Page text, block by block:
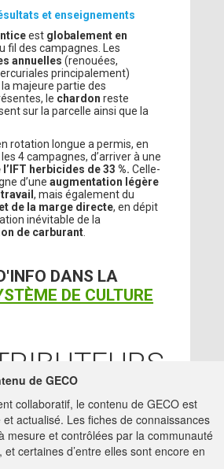
et enseignements
est globalement en
fil des campagnes. Les
annuelles(renouées,
principalement)
majeure partie des
le chardonreste
sur la parcelle ainsi que la
rotation longue a permis, en
4 campagnes, d’arriver à une
herbicides de 33 %. Celle-
d’uneaugmentation légère
travail, mais également du
de la marge directe, en dépit
inévitable de la
de carburant
DANS LA
DE CULTURE
LE BARS JORDAN-
ACTA
charge-mission -JORDAN.LE-
BARS@ACTA.ASSO.FR
de GECO
collaboratif, le contenu de GECO est
actualisé. Les fiches de connaissances
mesure et contrôlées par la communauté
certaines d’entre elles sont encore en